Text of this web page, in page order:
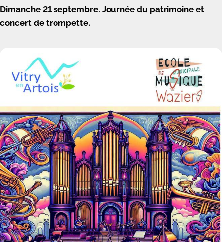
Dimanche 21 septembre. Journée du patrimoine et
concert de trompette.